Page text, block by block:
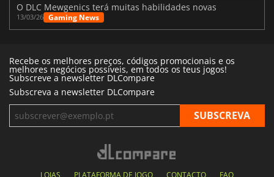
O DLC Mewgenics terá muitas habilidades novas
13/03/26 Gaming News
Recebe os melhores preços, códigos promocionais e os
melhores negócios possíveis, em todos os teus jogos!
Subscreve a newsletter DLCompare
Subscreva a newsletter DLCompare
LOJAS PLATAFORMA DE JOGO CONTACTO FAQ